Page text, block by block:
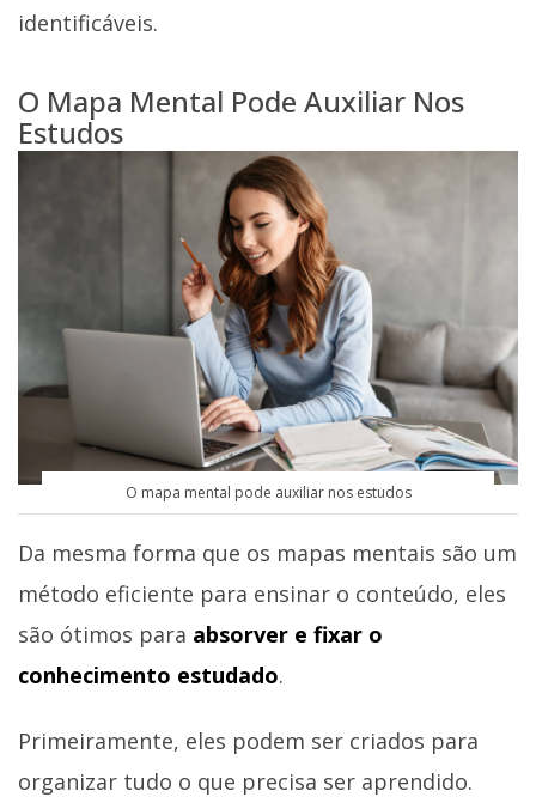
identificáveis.
O Mapa Mental Pode Auxiliar Nos
Estudos
O mapa mental pode auxiliar nos estudos
Da mesma forma que os mapas mentais são um
método eficiente para ensinar o conteúdo, eles
são ótimos para absorver e fixar o
conhecimento estudado.
Primeiramente, eles podem ser criados para
organizar tudo o que precisa ser aprendido.